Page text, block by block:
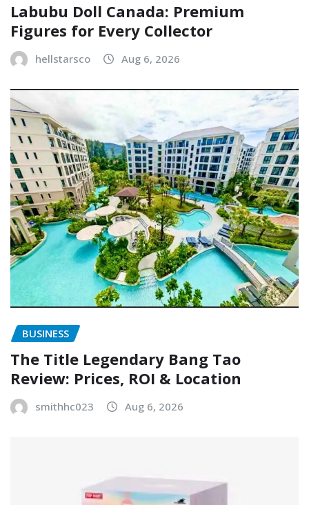
Labubu Doll Canada: Premium
Figures for Every Collector
hellstarsco Aug 6, 2026
BUSINESS
The Title Legendary Bang Tao
Review: Prices, ROI & Location
smithhc023 Aug 6, 2026